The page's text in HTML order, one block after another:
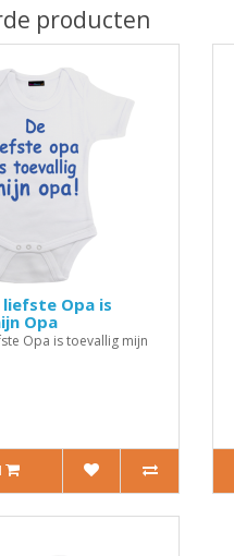
producten
liefste Opa is
Opa
Opa is toevallig mijn